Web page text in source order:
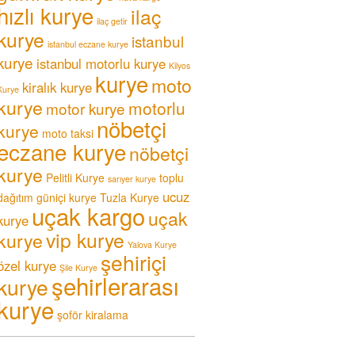
kurye ilaç getir ilaç
istanbul eczane kurye istanbul
istanbul motorlu kurye Kilyos
kiralık kurye kuryemoto
motor kurye motorlu
moto taksi nöbetçi
kuryenöbetçi
Pelitli Kurye sarıyer kurye toplu
güniçi kurye Tuzla Kurye ucuz
uçak kargouçak
vip kurye Yalova Kurye
kurye Şile Kurye şehiriçi
şehirlerarası
şoför kiralama